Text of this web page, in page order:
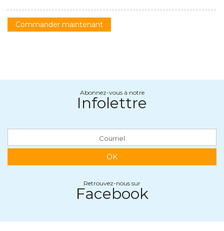
Commander maintenant
Abonnez-vous à notre
Infolettre
OK
Retrouvez-nous sur
Facebook